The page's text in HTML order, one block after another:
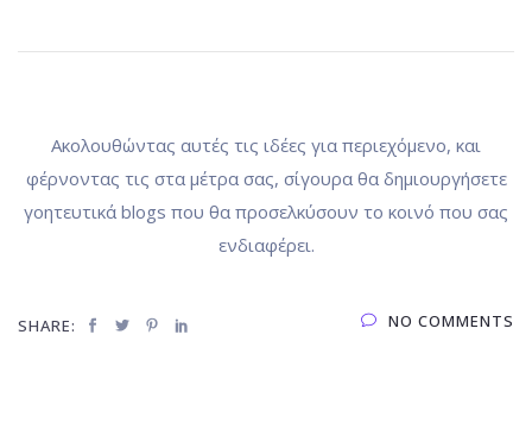
Ακολουθώντας αυτές τις ιδέες για περιεχόμενο, και
φέρνοντας τις στα μέτρα σας, σίγουρα θα δημιουργήσετε
γοητευτικά blogs που θα προσελκύσουν το κοινό που σας
ενδιαφέρει.
SHARE: NO COMMENTS